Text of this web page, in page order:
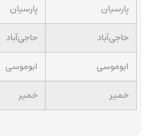
پارسیان
پارسیان
حاجی‌آباد
حاجی‌آباد
ابوموسی
ابوموسی
خمیر
خمیر